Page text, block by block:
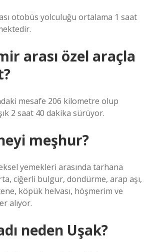
otobüs yolculuğu ortalama 1 saat
arası özel araçla
mesafe 206 kilometre olup
2 saat 40 dakika sürüyor.
meşhur?
yemekleri arasında tarhana
ciğerli bulgur, dondürme, arap aşı,
köpük helvası, höşmerim ve
alıyor.
neden Uşak?